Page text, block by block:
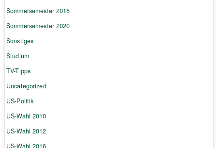
Sommersemester 2016
Sommersemester 2020
Sonstiges
Studium
TV-Tipps
Uncategorized
US-Politik
US-Wahl 2010
US-Wahl 2012
US-Wahl 2016